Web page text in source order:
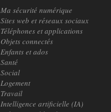
Ma sécurité numérique
Sites web et réseaux sociaux
Téléphones et applications
Objets connectés
Enfants et ados
Santé
Social
Logement
Travail
Intelligence artificielle (IA)